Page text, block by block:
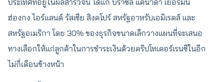
ประเทศที่อยู่ในผลสำรวจนี้ ได้แก่ บราซิล แคนาดา เยอรมนี
ฮ่องกง ไอร์แลนด์ รัสเซีย สิงคโปร์ สหรัฐอาหรับเอมิเรตส์ และ
สหรัฐอเมริกา โดย 30% ของธุรกิจขนาดเล็กวางแผนที่จะเสนอ
ทางเลือกให้แก่ลูกค้าในการชำระเงินด้วยคริปโทเคอร์เรนซีในอีก
ไม่กี่เดือนข้างหน้า